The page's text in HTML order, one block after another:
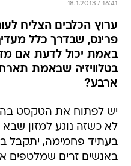
18.1.2013 / 16:41
ערוץ הכלבים הצליח
פרינס, שבדרך כלל
באמת יכול לדעת אם
בטלוויזיה שבאמת
ארבע?
יש לפתוח את הטקסט
לא כשזה נוגע למזון
בעתיד פחמימה, יתקבל
באנשים זרים שמלטפים